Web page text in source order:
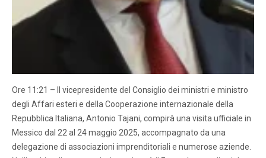
Ore 11:21 – Il vicepresidente del Consiglio dei ministri e ministro
degli Affari esteri e della Cooperazione internazionale della
Repubblica Italiana, Antonio Tajani, compirà una visita ufficiale in
Messico dal 22 al 24 maggio 2025, accompagnato da una
delegazione di associazioni imprenditoriali e numerose aziende.